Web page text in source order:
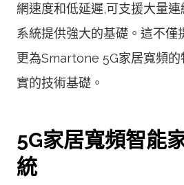
網速度和低延遲,可支援大量
系統提供強大的基礎。這不僅
更為Smartone 5G家居寬頻
實的技術基礎。
5G家居寬頻智能
統